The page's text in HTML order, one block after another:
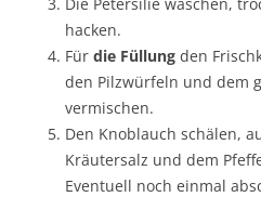
hacken.
Für die Füllung den
den Pilzwürfeln und dem
vermischen.
Den Knoblauch schälen,
Kräutersalz und dem
Eventuell noch einmal